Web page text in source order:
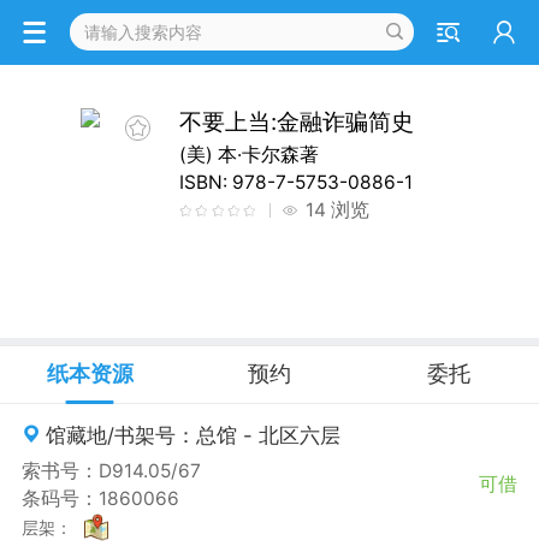
不要上当:金融诈骗简史
(美) 本·卡尔森著
ISBN: 978-7-5753-0886-1
14 浏览
纸本资源 预约 委托
馆藏地/书架号：总馆 - 北区六层
索书号：D914.05/67
条码号：1860066
可借
层架：